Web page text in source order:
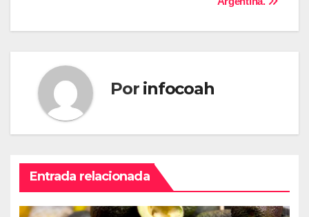
Por infocoah
Entrada relacionada